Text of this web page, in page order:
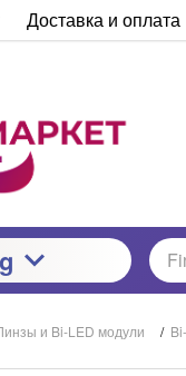
Доставка и оплата
и Bi-LED модули /